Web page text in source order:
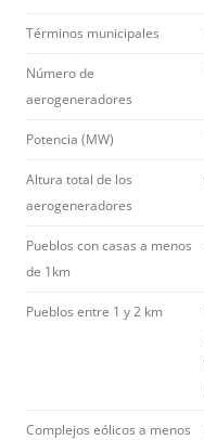
Términos municipales
Número de
aerogeneradores
Potencia (MW)
Altura total de los
aerogeneradores
Pueblos con casas a menos
de 1km
Pueblos entre 1 y 2 km
Complejos eólicos a menos